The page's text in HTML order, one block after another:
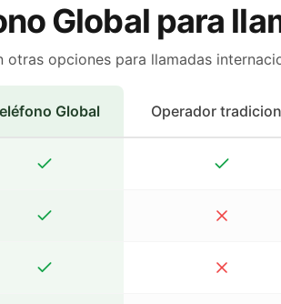
Global para
otras opciones para llamadas
Global Operador